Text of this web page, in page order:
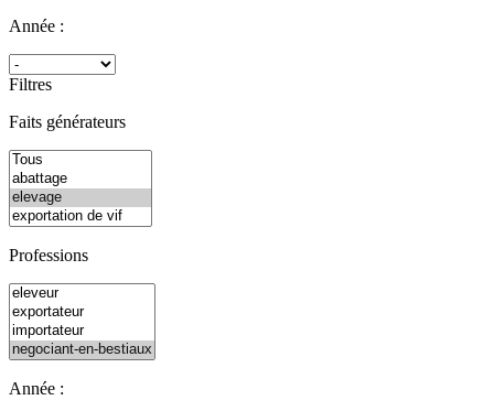
Année :
Filtres
Faits générateurs
Professions
Année :